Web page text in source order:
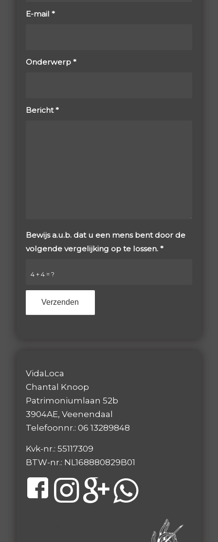
E-mail *
Onderwerp *
Bericht*
4 + 4 = ?
Bewijs a.u.b. dat u een mens bent door de
volgende vergelijking op te lossen. *
VidaLoca
Chantal Knoop
Patrimoniumlaan 52b
3904AE, Veenendaal
Telefoonnr.: 06 13289848
Kvk-nr.: 55117309
BTW-nr.: NL168880829B01